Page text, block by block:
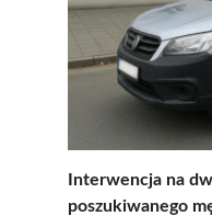
Interwencja na
poszukiwanego